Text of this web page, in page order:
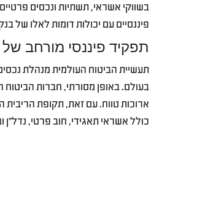
בשווקי אשראי, תשתיות ונכסים
פיננסיים עם יכולות דומות לאלו של
תפקיד פיננסי מורחב
בעולם. באופן מסורתי, חברות
ארוכות טווח. עם זאת, תקופת
כולל אשראי תאגידי, חוב פרטי, נדל”ן